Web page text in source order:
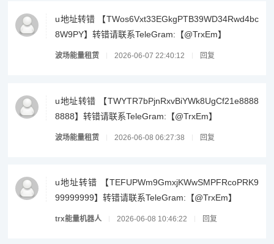
u地址转错 【TWos6Vxt33EGkgPTB39WD34Rwd4bc
8W9PY】转错请联系TeleGram:【@TrxEm】
波场能量租赁 2026-06-07 22:40:12 回复
u地址转错 【TWYTR7bPjnRxvBiYWk8UgCf21e8888
8888】转错请联系TeleGram:【@TrxEm】
波场能量租赁 2026-06-08 06:27:38 回复
u地址转错 【TEFUPWm9GmxjKWwSMPFRcoPRK9
99999999】转错请联系TeleGram:【@TrxEm】
trx能量机器人 2026-06-08 10:46:22 回复